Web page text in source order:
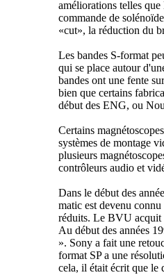
améliorations telles
commande de
«cut», la réduction du
Les bandes S-format
qui se place autour
bandes ont une fente
bien que certains
début des ENG, ou
Certains
systèmes de montage
plusieurs
contrôleurs audio et
Dans le début des
matic est devenu
réduits. Le BVU acquit
Au début des années
». Sony a fait une
format SP a une
cela, il était écrit que le